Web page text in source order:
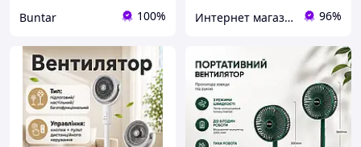
Buntar 100% Интернет магазин «Tehnos» 🛒 Лучшие цены! 💯 Быстрая отправка! 🚀 96%